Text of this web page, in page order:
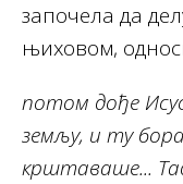
започела да
њиховом,
потом дође Исус
земљу, и ту
крштаваше...